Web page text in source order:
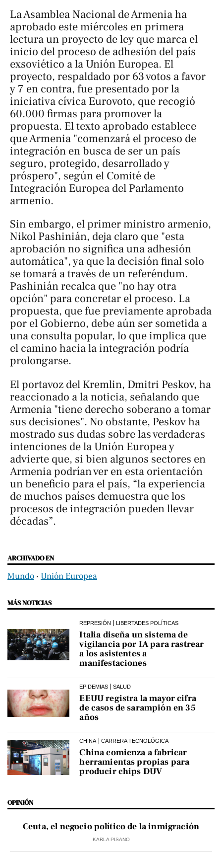
La Asamblea Nacional de Armenia ha
aprobado este miércoles en primera
lectura un proyecto de ley que marca el
inicio del proceso de adhesión del país
exsoviético a la Unión Europea. El
proyecto, respaldado por 63 votos a favor
y 7 en contra, fue presentado por la
iniciativa cívica Eurovoto, que recogió
60.000 firmas para promover la
propuesta. El texto aprobado establece
que Armenia "comenzará el proceso de
integración en busca de ser un país
seguro, protegido, desarrollado y
próspero", según el Comité de
Integración Europea del Parlamento
armenio.
Sin embargo, el primer ministro armenio,
Nikol Pashinián, deja claro que "esta
aprobación no significa una adhesión
automática", ya que la decisión final solo
se tomará a través de un referéndum.
Pashinián recalca que "no hay otra
opción" para concretar el proceso. La
propuesta, que fue previamente aprobada
por el Gobierno, debe aún ser sometida a
una consulta popular, lo que implica que
el camino hacia la integración podría
prolongarse.
El portavoz del Kremlin, Dmitri Peskov, ha
reaccionado a la noticia, señalando que
Armenia "tiene derecho soberano a tomar
sus decisiones". No obstante, Peskov ha
mostrado sus dudas sobre las verdaderas
intenciones de la Unión Europea y
advierte que, si bien algunos sectores en
Armenia podrían ver en esta orientación
un beneficio para el país, “la experiencia
de muchos países demuestra que los
procesos de integración pueden llevar
décadas”.
ARCHIVADO EN
Mundo ‧ Unión Europea
MÁS NOTICIAS
REPRESIÓN LIBERTADES POLÍTICAS
Italia diseña un sistema de
vigilancia por IA para rastrear
a los asistentes a
manifestaciones
EPIDEMIAS SALUD
EEUU registra la mayor cifra
de casos de sarampión en 35
años
CHINA CARRERA TECNOLÓGICA
China comienza a fabricar
herramientas propias para
producir chips DUV
OPINIÓN
Ceuta, el negocio político de la inmigración
KARLA PISANO